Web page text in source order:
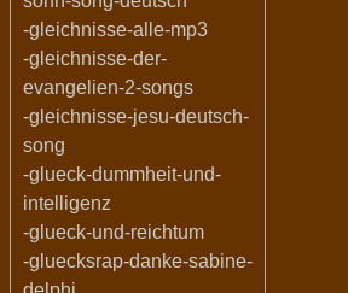
-gleichnisse-alle-mp3
-gleichnisse-der-
evangelien-2-songs
-gleichnisse-jesu-deutsch-
song
-glueck-dummheit-und-
intelligenz
-glueck-und-reichtum
-gluecksrap-danke-sabine-